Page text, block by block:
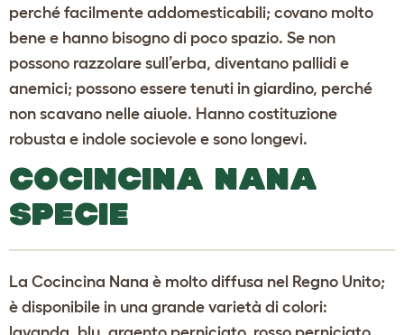
perché facilmente addomesticabili; covano molto
bene e hanno bisogno di poco spazio. Se non
possono razzolare sull’erba, diventano pallidi e
anemici; possono essere tenuti in giardino, perché
non scavano nelle aiuole. Hanno costituzione
robusta e indole socievole e sono longevi.
COCINCINA NANA
SPECIE
La Cocincina Nana è molto diffusa nel Regno Unito;
è disponibile in una grande varietà di colori: